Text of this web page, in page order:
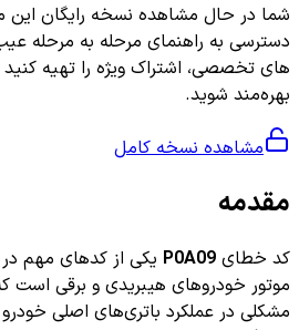
شما در حال مشاهده نسخه رایگان این
دسترسی به راهنمای مرحله به مرحله
های تخصصی، اشتراک ویژه را تهیه کنید
بهره‌مند شوید.
مشاهده نسخه کامل
مقدمه
کد خطای P0A09 یکی از کدهای مهم
موتور خودروهای هیبریدی و برقی است
مشکلی در عملکرد باتری‌های اصلی